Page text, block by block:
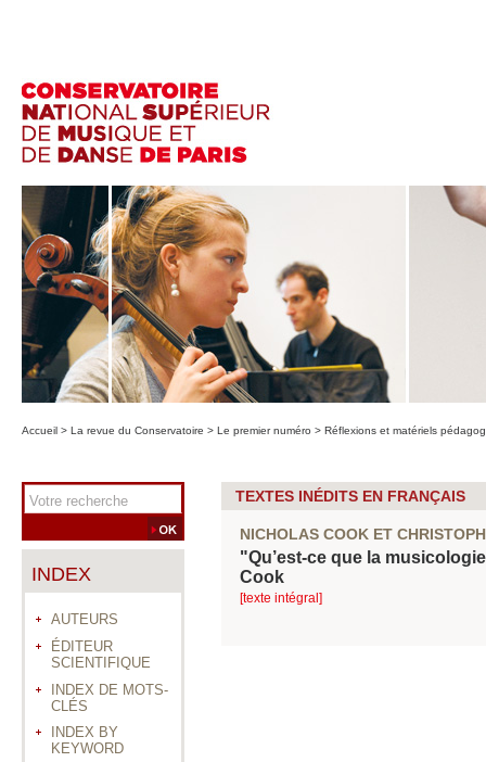
Accueil > La revue du Conservatoire > Le premier numéro > Réflexions et matériels
INDEX
AUTEURS
ÉDITEUR
SCIENTIFIQUE
INDEX DE MOTS-
CLÉS
INDEX BY
KEYWORD
TEXTES INÉDITS EN FRANÇAIS
NICHOLAS COOK ET
"Qu’est-ce que la
Cook
[texte intégral]